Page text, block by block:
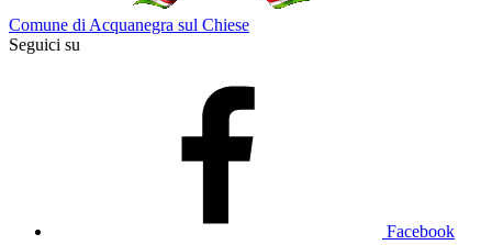
Comune di Acquanegra sul Chiese
Seguici su
Facebook